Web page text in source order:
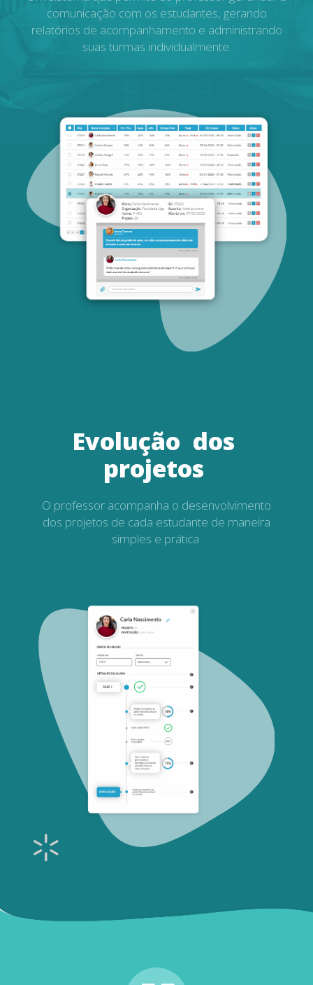
comunicação com os estudantes, gerando
relatórios de acompanhamento e administrando
suas turmas individualmente.
Evolução dos
projetos
O professor acompanha o desenvolvimento
dos projetos de cada estudante de maneira
simples e prática.